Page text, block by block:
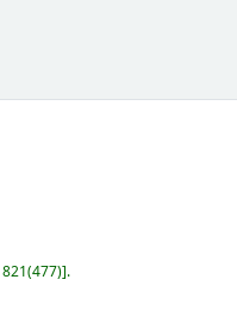
821(477) .